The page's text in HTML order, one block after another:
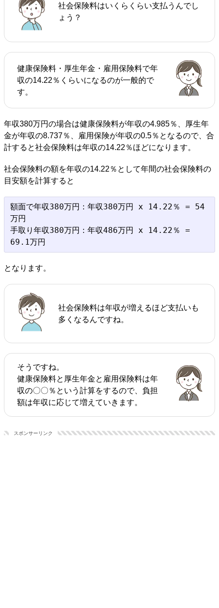
社会保険料はいくらくらい支払うんでし
ょう？
健康保険料・厚生年金・雇用保険料で年
収の14.22％くらいになるのが一般的で
す。
年収380万円の場合は健康保険料が年収の4.985％、厚生年
金が年収の8.737％、雇用保険が年収の0.5％となるので、合
計すると社会保険料は年収の14.22％ほどになります。
社会保険料の額を年収の14.22％として年間の社会保険料の
目安額を計算すると
額面で年収380万円：年収380万円 x 14.22％ = 54
万円
手取り年収380万円：年収486万円 x 14.22％ =
となります。
社会保険料は年収が増えるほど支払いも
多くなるんですね。
そうですね。
健康保険料と厚生年金と雇用保険料は年
収の〇〇％という計算をするので、負担
額は年収に応じて増えていきます。
スポンサーリンク